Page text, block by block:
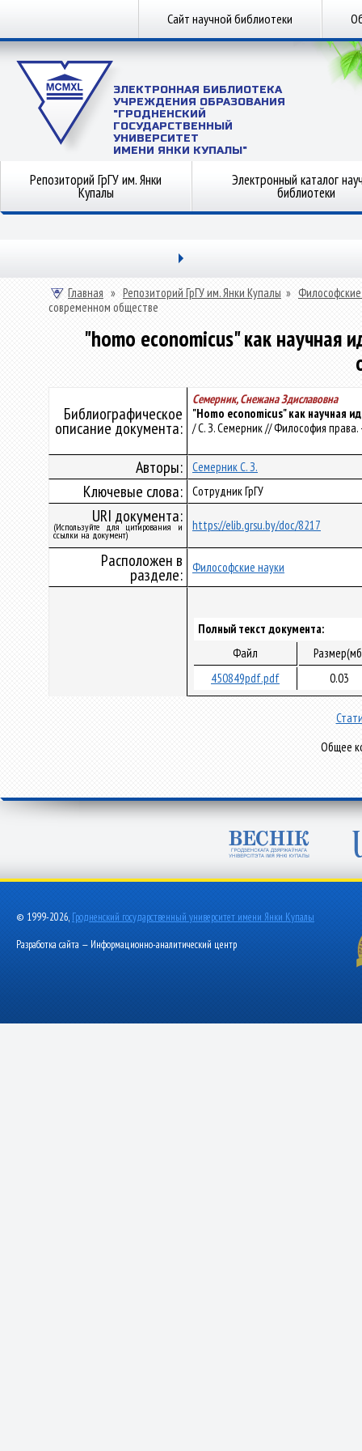
Сайт научной библиотеки
ЭЛЕКТРОННАЯ БИБЛИОТЕКА
УЧРЕЖДЕНИЯ ОБРАЗОВАНИЯ
"ГРОДНЕНСКИЙ
ГОСУДАРСТВЕННЫЙ
УНИВЕРСИТЕТ
ИМЕНИ ЯНКИ КУПАЛЫ"
Репозиторий ГрГУ им. Янки
Купалы
Электронный каталог
библиотеки
Главная » Репозиторий ГрГУ им. Янки Купалы »
современном обществе
"homo economicus" как научная
Библиографическое
описание документа:
Семерник, Снежана Здиславовна
"Homo economicus" как научная
/ С. З. Семерник // Философия
Авторы: Семерник С. З.
Ключевые слова: Сотрудник ГрГУ
URI документа:
(Используйте для цитирования и
ссылки на документ)
https://elib.grsu.by/doc/8217
Расположен в
разделе: Философские науки
Полный текст документа:
Файл
450849pdf.pdf
0.03
Общее
© 1999-2026, Гродненский государственный университет имени Янки Купалы
Разработка сайта — Информационно-аналитический центр